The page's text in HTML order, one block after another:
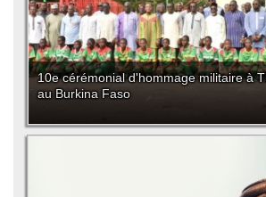
10e cérémonial d'hommage militaire à
au Burkina Faso